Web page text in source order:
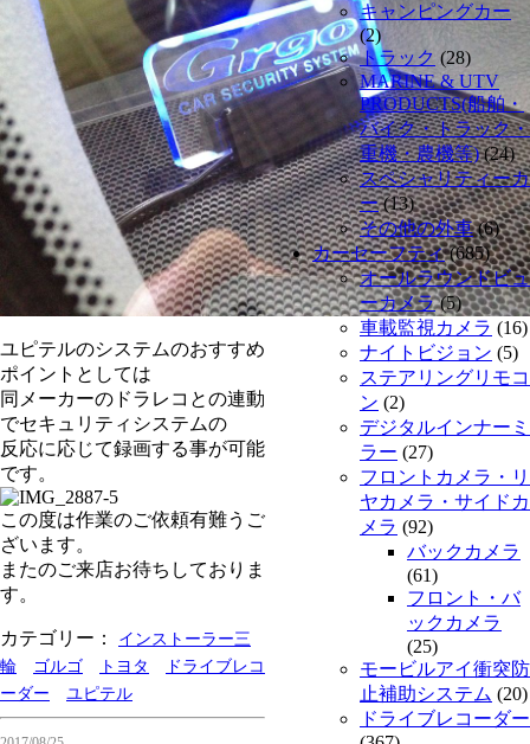
ユピテルのシステムのおすすめ
ポイントとしては
同メーカーのドラレコとの連動
でセキュリティシステムの
反応に応じて録画する事が可能
です。
この度は作業のご依頼有難うご
ざいます。
またのご来店お待ちしておりま
す。
カテゴリー：
インストーラー三
輪
ゴルゴ トヨタ
ドライブレコ
ーダー
ユピテル
キャンピングカー
(2)
トラック (28)
MARINE & UTV
PRODUCTS(船舶・
バイク・トラック・
重機・農機等)(24)
スペシャリティーカ
ー(13)
その他の外車(6)
カーセーフティ(685)
オールラウンドビュ
ーカメラ(5)
車載監視カメラ (16)
ナイトビジョン (5)
ステアリングリモコ
ン (2)
デジタルインナーミ
ラー (27)
フロントカメラ・リ
ヤカメラ・サイドカ
メラ (92)
バックカメラ
(61)
フロント・バ
ックカメラ
(25)
モービルアイ衝突防
止補助システム (20)
ドライブレコーダー